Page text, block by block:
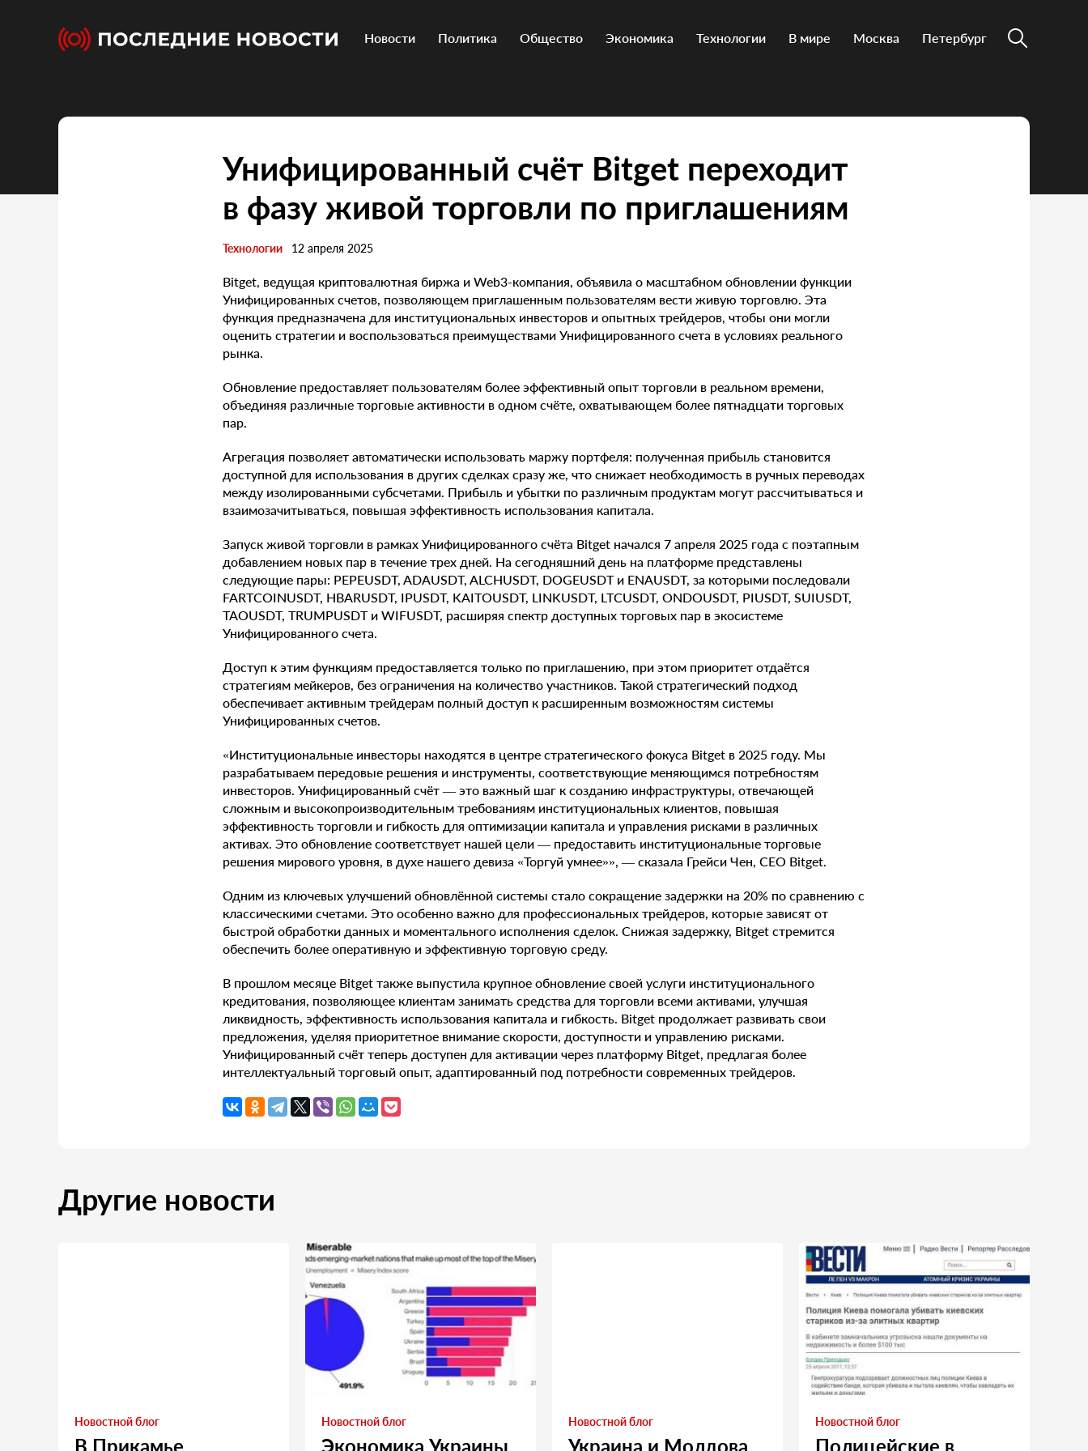
Новости Политика Общество Экономика Технологии В мире Москва Петербург
Унифицированный счёт Bitget переходит
в фазу живой торговли по приглашениям
Технологии 12 апреля 2025
Bitget, ведущая криптовалютная биржа и Web3-компания, объявила о масштабном обновлении функции
Унифицированных счетов, позволяющем приглашенным пользователям вести живую торговлю. Эта
функция предназначена для институциональных инвесторов и опытных трейдеров, чтобы они могли
оценить стратегии и воспользоваться преимуществами Унифицированного счета в условиях реального
рынка.
Обновление предоставляет пользователям более эффективный опыт торговли в реальном времени,
объединяя различные торговые активности в одном счёте, охватывающем более пятнадцати торговых
пар.
Агрегация позволяет автоматически использовать маржу портфеля: полученная прибыль становится
доступной для использования в других сделках сразу же, что снижает необходимость в ручных переводах
между изолированными субсчетами. Прибыль и убытки по различным продуктам могут рассчитываться и
взаимозачитываться, повышая эффективность использования капитала.
Запуск живой торговли в рамках Унифицированного счёта Bitget начался 7 апреля 2025 года с поэтапным
добавлением новых пар в течение трех дней. На сегодняшний день на платформе представлены
следующие пары: PEPEUSDT, ADAUSDT, ALCHUSDT, DOGEUSDT и ENAUSDT, за которыми последовали
FARTCOINUSDT, HBARUSDT, IPUSDT, KAITOUSDT, LINKUSDT, LTCUSDT, ONDOUSDT, PIUSDT, SUIUSDT,
TAOUSDT, TRUMPUSDT и WIFUSDT, расширяя спектр доступных торговых пар в экосистеме
Унифицированного счета.
Доступ к этим функциям предоставляется только по приглашению, при этом приоритет отдаётся
стратегиям мейкеров, без ограничения на количество участников. Такой стратегический подход
обеспечивает активным трейдерам полный доступ к расширенным возможностям системы
Унифицированных счетов.
«Институциональные инвесторы находятся в центре стратегического фокуса Bitget в 2025 году. Мы
разрабатываем передовые решения и инструменты, соответствующие меняющимся потребностям
инвесторов. Унифицированный счёт — это важный шаг к созданию инфраструктуры, отвечающей
сложным и высокопроизводительным требованиям институциональных клиентов, повышая
эффективность торговли и гибкость для оптимизации капитала и управления рисками в различных
активах. Это обновление соответствует нашей цели — предоставить институциональные торговые
решения мирового уровня, в духе нашего девиза «Торгуй умнее»», — сказала Грейси Чен, CEO Bitget.
Одним из ключевых улучшений обновлённой системы стало сокращение задержки на 20% по сравнению с
классическими счетами. Это особенно важно для профессиональных трейдеров, которые зависят от
быстрой обработки данных и моментального исполнения сделок. Снижая задержку, Bitget стремится
обеспечить более оперативную и эффективную торговую среду.
В прошлом месяце Bitget также выпустила крупное обновление своей услуги институционального
кредитования, позволяющее клиентам занимать средства для торговли всеми активами, улучшая
ликвидность, эффективность использования капитала и гибкость. Bitget продолжает развивать свои
предложения, уделяя приоритетное внимание скорости, доступности и управлению рисками.
Унифицированный счёт теперь доступен для активации через платформу Bitget, предлагая более
интеллектуальный торговый опыт, адаптированный под потребности современных трейдеров.
Другие новости
Новостной блог
В Прикамье
Новостной блог
Экономика Украины
Новостной блог
Украина и Молдова
Новостной блог
Полицейские в